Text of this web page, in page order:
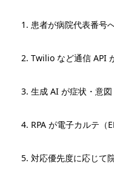
患者が病院代表番号
Twilio など通信 API
生成 AI が症状・意
RPA が電子カルテ（
対応優先度に応じて